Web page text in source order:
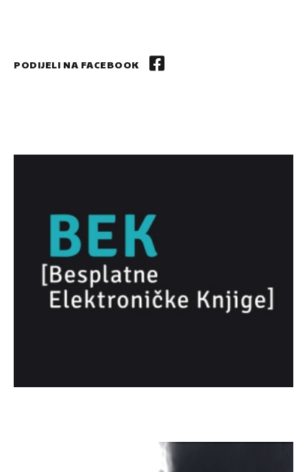
PODIJELI NA FACEBOOK